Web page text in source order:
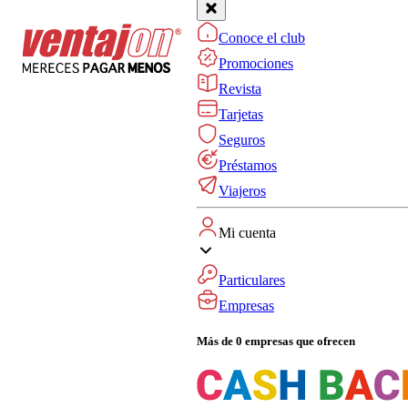
Conoce el club
Promociones
Revista
Tarjetas
Seguros
Préstamos
Viajeros
Mi cuenta
Particulares
Empresas
Más de 0 empresas que ofrecen